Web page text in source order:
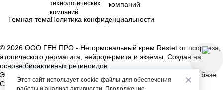
компаний
Темная темаПолитика конфиденциальности
© 2026 ООО ГЕН ПРО - Негормональный крем Restet от псориаза,
атопического дерматита, нейродермита и экземы. Создан на
основе биоактивных ретиноидов.
Эффективность доказана клиническими исследованиями на базе
Сеченовского университета.
Этот сайт использует cookie-файлы для обеспечения
работы и анализа активности. Продолжение